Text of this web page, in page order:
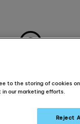
Düsseldorf
40489
to the storing of cookies
in our marketing efforts.
Reject